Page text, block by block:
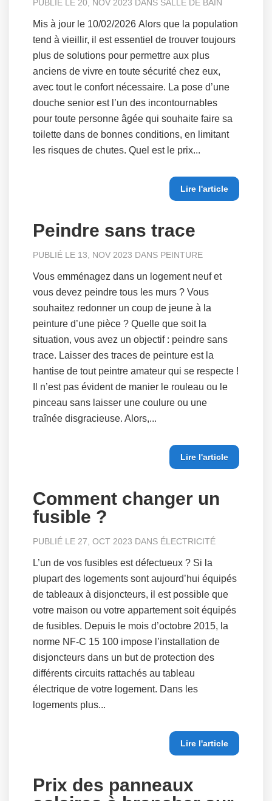
PUBLIÉ LE 20, NOV 2023 DANS SALLE DE BAIN
Mis à jour le 10/02/2026 Alors que la population
tend à vieillir, il est essentiel de trouver toujours
plus de solutions pour permettre aux plus
anciens de vivre en toute sécurité chez eux,
avec tout le confort nécessaire. La pose d’une
douche senior est l’un des incontournables
pour toute personne âgée qui souhaite faire sa
toilette dans de bonnes conditions, en limitant
les risques de chutes. Quel est le prix...
Lire l'article
Peindre sans trace
PUBLIÉ LE 13, NOV 2023 DANS PEINTURE
Vous emménagez dans un logement neuf et
vous devez peindre tous les murs ? Vous
souhaitez redonner un coup de jeune à la
peinture d’une pièce ? Quelle que soit la
situation, vous avez un objectif : peindre sans
trace. Laisser des traces de peinture est la
hantise de tout peintre amateur qui se respecte !
Il n’est pas évident de manier le rouleau ou le
pinceau sans laisser une coulure ou une
traînée disgracieuse. Alors,...
Lire l'article
Comment changer un
fusible ?
PUBLIÉ LE 27, OCT 2023 DANS ÉLECTRICITÉ
L’un de vos fusibles est défectueux ? Si la
plupart des logements sont aujourd’hui équipés
de tableaux à disjoncteurs, il est possible que
votre maison ou votre appartement soit équipés
de fusibles. Depuis le mois d’octobre 2015, la
norme NF-C 15 100 impose l’installation de
disjoncteurs dans un but de protection des
différents circuits rattachés au tableau
électrique de votre logement. Dans les
logements plus...
Lire l'article
Prix des panneaux